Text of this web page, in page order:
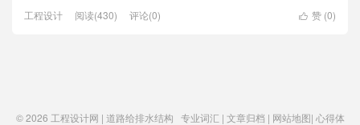
 赞 (0)
工程设计 阅读(430) 评论(0)
© 2026 工程设计网 | 道路给排水结构 专业词汇 | 文章归档 | 网站地图| 心得体